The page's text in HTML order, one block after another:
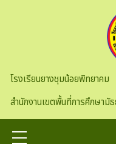
โรงเรียนยางชุมน้อยพิทยาคม
สำนักงานเขตพื้นที่การศึกษามั